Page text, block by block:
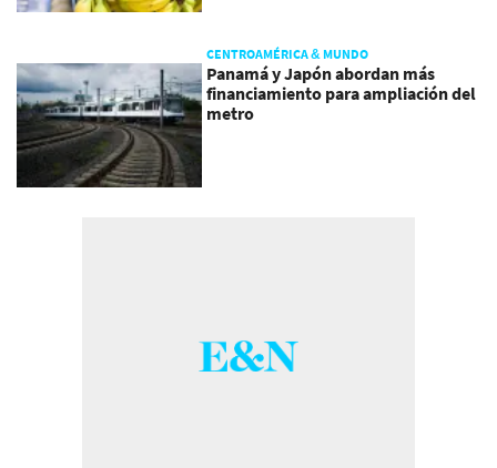
CENTROAMÉRICA & MUNDO
Panamá y Japón abordan más
financiamiento para ampliación del
metro